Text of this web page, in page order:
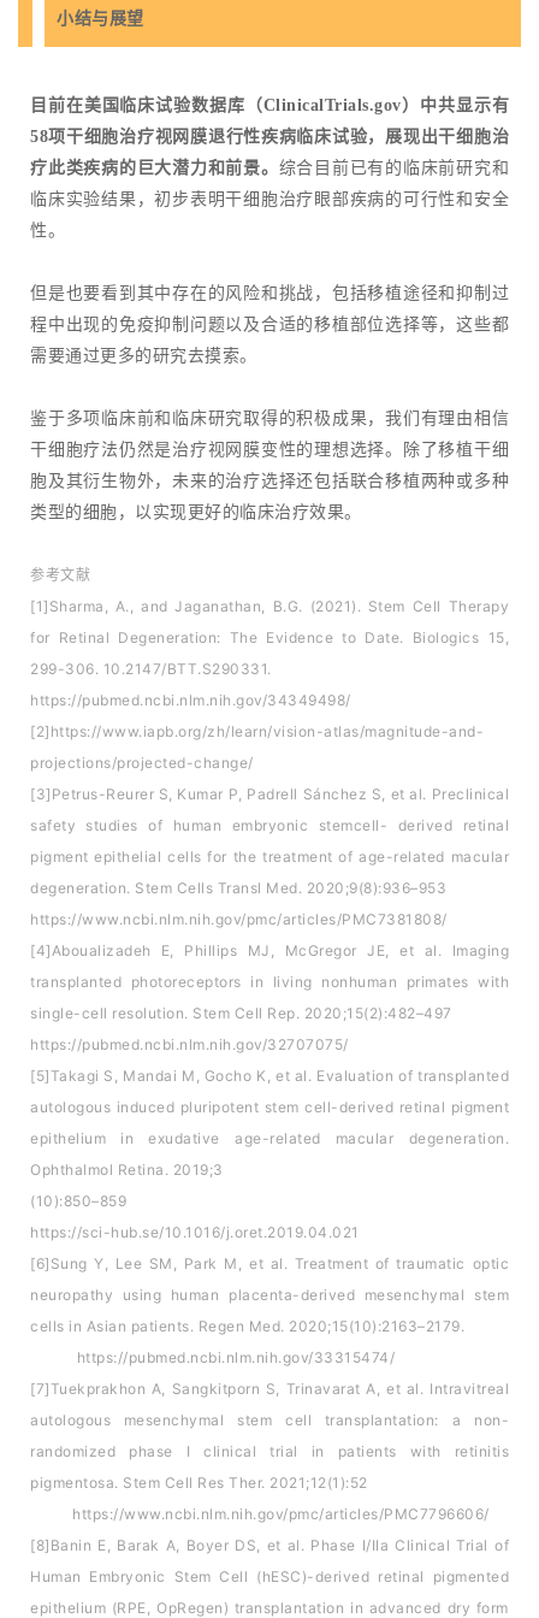
小结与展望
目前在美国临床试验数据库（ClinicalTrials.gov）中共显示有
58项干细胞治疗视网膜退行性疾病临床试验，展现出干细胞治
疗此类疾病的巨大潜力和前景。 综合目前已有的临床前研究和
临床实验结果，初步表明干细胞治疗眼部疾病的可行性和安全
性。
但是也要看到其中存在的风险和挑战，包括移植途径和抑制过
程中出现的免疫抑制问题以及合适的移植部位选择等，这些都
需要通过更多的研究去摸索。
鉴于多项临床前和临床研究取得的积极成果，我们有理由相信
干细胞疗法仍然是治疗视网膜变性的理想选择。除了移植干细
胞及其衍生物外，未来的治疗选择还包括联合移植两种或多种
类型的细胞，以实现更好的临床治疗效果。
参考文献
[1]Sharma, A., and Jaganathan, B.G. (2021). Stem Cell Therapy
for Retinal Degeneration: The Evidence to Date. Biologics 15,
299-306. 10.2147/BTT.S290331.
https://pubmed.ncbi.nlm.nih.gov/34349498/
[2]https://www.iapb.org/zh/learn/vision-atlas/magnitude-and-
projections/projected-change/
[3]Petrus-Reurer S, Kumar P, Padrell Sánchez S, et al. Preclinical
safety studies of human embryonic stemcell- derived retinal
pigment epithelial cells for the treatment of age-related macular
degeneration. Stem Cells Transl Med. 2020;9(8):936–953
https://www.ncbi.nlm.nih.gov/pmc/articles/PMC7381808/
[4]Aboualizadeh E, Phillips MJ, McGregor JE, et al. Imaging
transplanted photoreceptors in living nonhuman primates with
single-cell resolution. Stem Cell Rep. 2020;15(2):482–497
https://pubmed.ncbi.nlm.nih.gov/32707075/
[5]Takagi S, Mandai M, Gocho K, et al. Evaluation of transplanted
autologous induced pluripotent stem cell-derived retinal pigment
epithelium in exudative age-related macular degeneration.
Ophthalmol Retina. 2019;3
(10):850–859
https://sci-hub.se/10.1016/j.oret.2019.04.021
[6]Sung Y, Lee SM, Park M, et al. Treatment of traumatic optic
neuropathy using human placenta-derived mesenchymal stem
cells in Asian patients. Regen Med. 2020;15(10):2163–2179.
https://pubmed.ncbi.nlm.nih.gov/33315474/
[7]Tuekprakhon A, Sangkitporn S, Trinavarat A, et al. Intravitreal
autologous mesenchymal stem cell transplantation: a non-
randomized phase I clinical trial in patients with retinitis
pigmentosa. Stem Cell Res Ther. 2021;12(1):52
https://www.ncbi.nlm.nih.gov/pmc/articles/PMC7796606/
[8]Banin E, Barak A, Boyer DS, et al. Phase I/IIa Clinical Trial of
Human Embryonic Stem Cell (hESC)-derived retinal pigmented
epithelium (RPE, OpRegen) transplantation in advanced dry form